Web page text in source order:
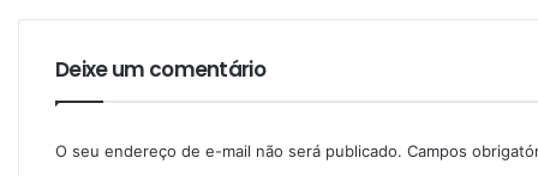
Deixe um comentário
O seu endereço de e-mail não será publicado. Campos